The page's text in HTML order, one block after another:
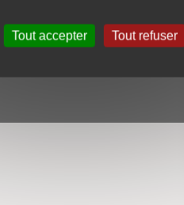
Tout accepter Tout refuser